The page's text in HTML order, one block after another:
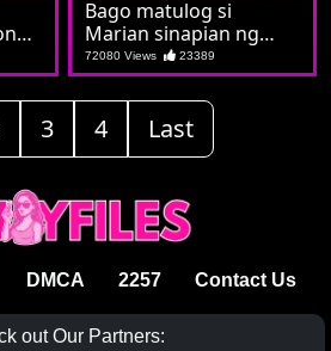
Bago matulog si
Marian sinapian ng
espirito ng kalibugan
72080 Views 23389
3 4 Last
DMCA 2257 Contact Us
out Our Partners: